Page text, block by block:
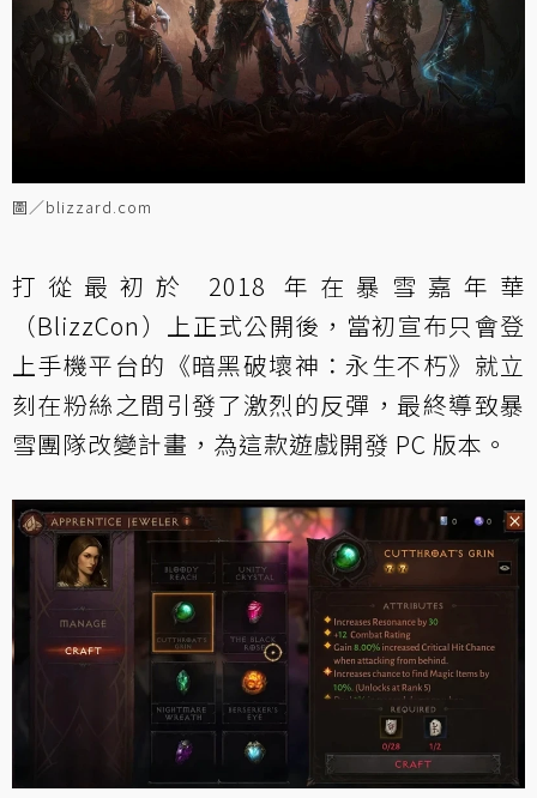
圖／blizzard.com
打從最初於 2018 年在暴雪嘉年華
（BlizzCon）上正式公開後，當初宣布只會登
上手機平台的《暗黑破壞神：永生不朽》就立
刻在粉絲之間引發了激烈的反彈，最終導致暴
雪團隊改變計畫，為這款遊戲開發 PC 版本。